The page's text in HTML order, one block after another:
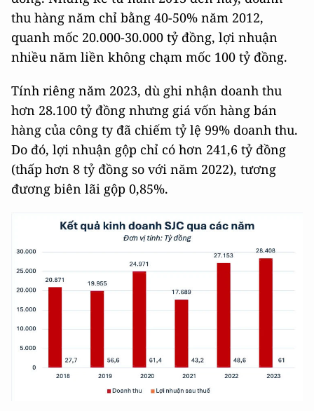
thu hàng năm chỉ bằng 40-50% năm 2012,
quanh mốc 20.000-30.000 tỷ đồng, lợi nhuận
nhiều năm liền không chạm mốc 100 tỷ đồng.
Tính riêng năm 2023, dù ghi nhận doanh thu
hơn 28.100 tỷ đồng nhưng giá vốn hàng bán
hàng của công ty đã chiếm tỷ lệ 99% doanh thu.
Do đó, lợi nhuận gộp chỉ có hơn 241,6 tỷ đồng
(thấp hơn 8 tỷ đồng so với năm 2022), tương
đương biên lãi gộp 0,85%.